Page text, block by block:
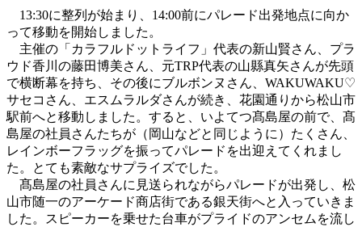
13:30に整列が始まり、14:00前にパレード出発地点に向か
って移動を開始しました。
主催の「カラフルドットライフ」代表の新山賢さん、プラ
ウド香川の藤田博美さん、元TRP代表の山縣真矢さんが先頭
で横断幕を持ち、その後にブルボンヌさん、WAKUWAKU♡
サセコさん、エスムラルダさんが続き、花園通りから松山市
駅前へと移動しました。すると、いよてつ髙島屋の前で、髙
島屋の社員さんたちが（岡山などと同じように）たくさん、
レインボーフラッグを振ってパレードを出迎えてくれまし
た。とても素敵なサプライズでした。
髙島屋の社員さんに見送られながらパレードが出発し、松
山市随一のアーケード商店街である銀天街へと入っていきま
した。スピーカーを乗せた台車がプライドのアンセムを流し